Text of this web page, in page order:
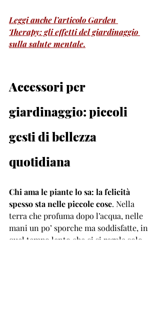
Leggi anche l’articolo Garden
Therapy: gli effetti del giardinaggio
sulla salute mentale.
Accessori per
giardinaggio: piccoli
gesti di bellezza
quotidiana
Chi ama le piante lo sa: la felicità
spesso sta nelle piccole cose. Nella
terra che profuma dopo l’acqua, nelle
mani un po’ sporche ma soddisfatte, in
quel tempo lento che ci si regala solo